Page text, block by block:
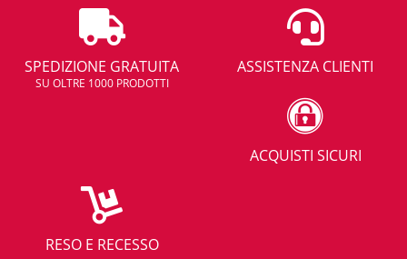
SPEDIZIONE GRATUITA
SU OLTRE 1000 PRODOTTI
ASSISTENZA CLIENTI
ACQUISTI SICURI
RESO E RECESSO